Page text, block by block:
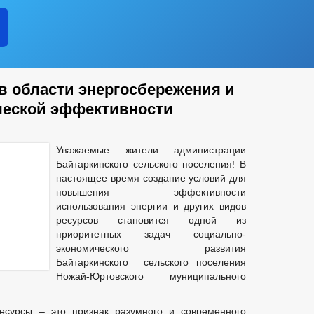
ИНФОРМАЦИЯ О
ПОЛНОМОЧИЯ
ИНЫЕ АКТЫ В СФЕРЕ ПРОТИВОДЕЙСТВИЯ КОРРУПЦИИ
МАТЕРИАЛЫ
СВЯЗАННЫХ С ПРОТИВОДЕЙСТВИЕМ КОРРУПЦИИ, ДЛЯ
ИМУЩЕСТВЕ И ОБЯЗАТЕЛЬСТВАХ ИМУЩЕСТВЕННОГО ХАРАКТЕРА
К СЛУЖЕБНОМУ ПОВЕДЕНИЮ И УРЕГУЛИРОВАНИЮ КОНФЛИКТА
ФАКТАХ КОРРУПЦИИ
_
ПРОЕКТЫ К ОБСУЖДЕНИЮ
АДМИНИСТРАТИВНЫЕ
РАСПОРЯЖЕНИЯ АДМИНИСТРАЦИИ
ФЕДЕРАЛЬНЫЕ ЗАКОНЫ
УСЛУГИ
НОРМАТИВНО-ПРАВОВЫЕ АКТЫ
УСЛУГ
области энергосбережения и
эффективности
Уважаемые жители администрации
Байтаркинского сельского поселения! В
настоящее время создание условий для
повышения эффективности
использования энергии и других видов
ресурсов становится одной из
приоритетных задач социально-
экономического развития
Байтаркинского сельского поселения
Ножай-Юртовского муниципального
– это признак разумного и современного